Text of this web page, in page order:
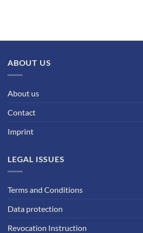
ABOUT US
About us
Contact
Imprint
LEGAL ISSUES
Terms and Conditions
Data protection
Revocation Instruction